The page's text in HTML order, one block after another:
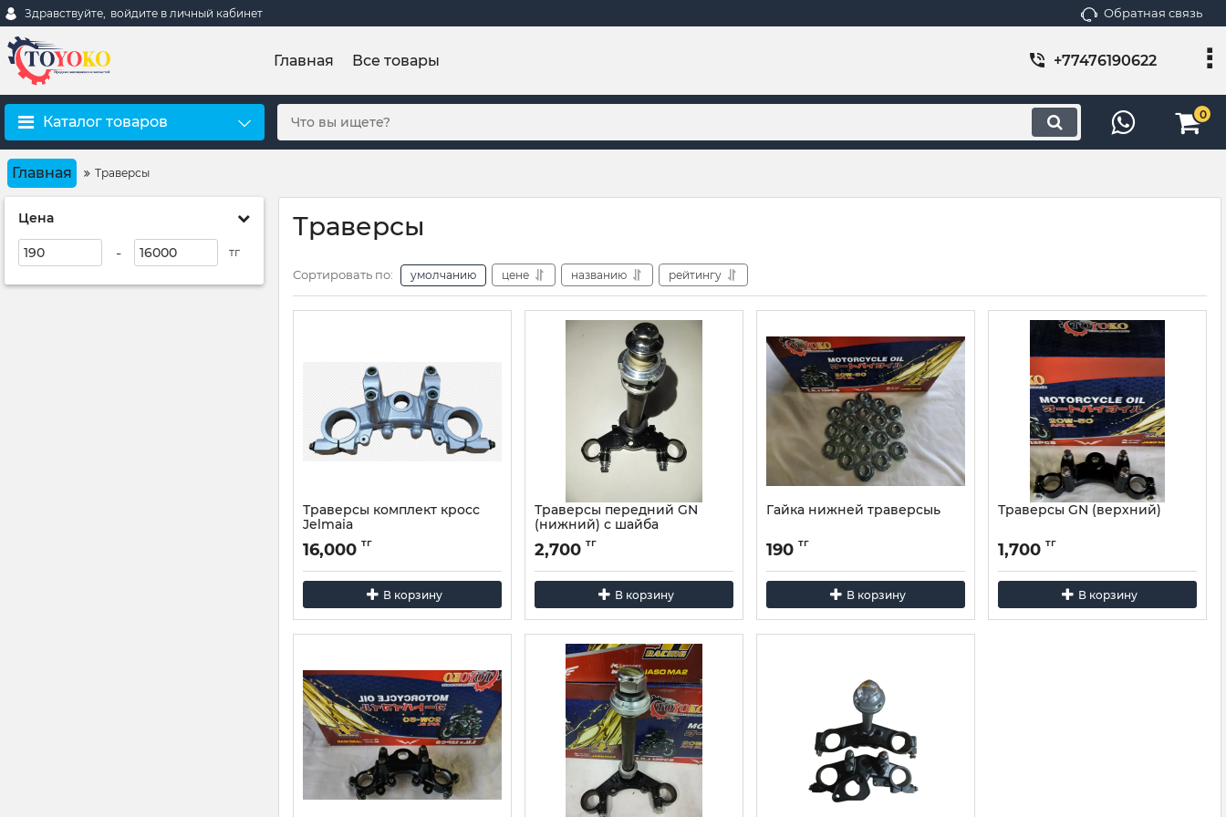
Здравствуйте, войдите в личный кабинет Обратная связь
Главная Все товары +77476190622
Каталог товаров 0
Главная Траверсы
Цена
- тг
Траверсы
Сортировать по: умолчанию цене названию рейтингу
Траверсы комплект кросс
Jelmaia
16,000 тг
В корзину
Траверсы передний GN
(нижний) с шайба
подшипника
2,700 тг
В корзину
Гайка нижней траверсыь
190 тг
В корзину
Траверсы GN (верхний)
1,700 тг
В корзину